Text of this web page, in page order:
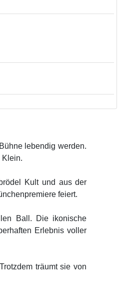
lebendig werden.
Klein.
Kult und aus der
feiert.
Ball. Die ikonische
Erlebnis voller
träumt sie von